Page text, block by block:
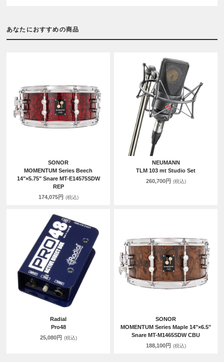
あなたにおすすめの商品
SONOR
MOMENTUM Series Beech
14"×5.75" Snare MT-E14575SDW
REP
174,075円 (税込)
NEUMANN
TLM 103 mt Studio Set
260,700円 (税込)
Radial
Pro48
25,080円 (税込)
SONOR
MOMENTUM Series Maple 14"×6.5"
Snare MT-M1465SDW CBU
188,100円 (税込)